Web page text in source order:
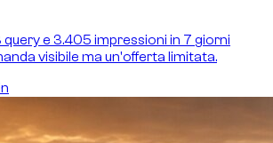
query e 3.405 impressioni in 7 giorni
visibile ma un'offerta limitata.